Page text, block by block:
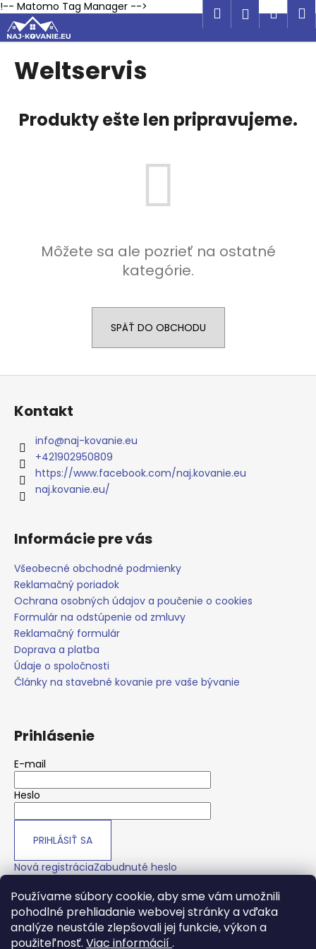
!-- Matomo Tag Manager -->
Používame súbory cookie, aby sme vám umožnili
pohodlné prehliadanie webovej stránky a vďaka
analýze neustále zlepšovali jej funkcie, výkon a
použiteľnosť. Viac informácií.
Hľadať
košík
Weltservis
Produkty ešte len pripravujeme.
Môžete sa ale pozrieť na ostatné
kategórie.
SPÄŤ DO OBCHODU
K
o
š Späť
Späť
Č
p
o
s
?
HĽADAŤ
O
p
o
r
ú
č
a
m
e
Z
Kontakt
info@naj-kovanie.eu
+421902950809
https://www.facebook.com/naj.kovanie.eu
naj.kovanie.eu/
Informácie pre vás
Všeobecné obchodné podmienky
Reklamačný poriadok
Ochrana osobných údajov a poučenie o cookies
Formulár na odstúpenie od zmluvy
Reklamačný formulár
Doprava a platba
Údaje o spoločnosti
Články na stavebné kovanie pre vaše bývanie
Prihlásenie
E-mail
Heslo
PRIHLÁSIŤ SA
Nová registráciaZabudnuté heslo
O nás